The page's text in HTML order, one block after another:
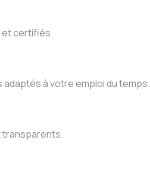
certifiés.
à votre emploi du temps.
transparents.